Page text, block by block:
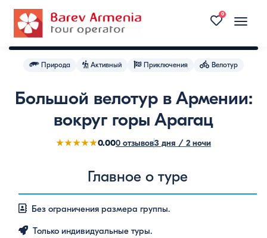
Toggle
0
Природа Активный Приключения Велотур
Большой велотур в Армении:
вокруг горы Арагац
★★★★★0.000 отзывов3 дня / 2 ночи
Главное о туре
Без ограничения размера группы.
Только индивидуальные туры.